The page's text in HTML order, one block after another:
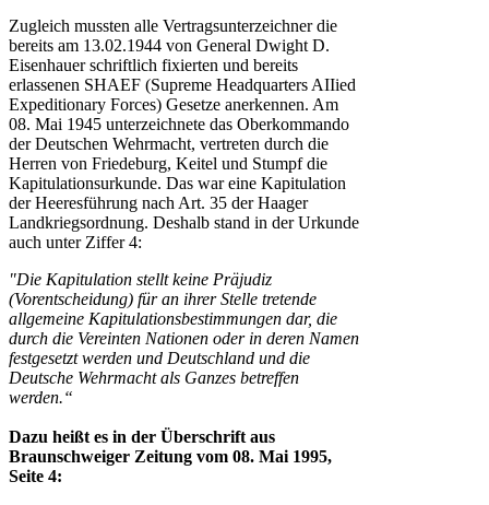
Zugleich mussten alle Vertragsunterzeichner die
bereits am 13.02.1944 von General Dwight D.
Eisenhauer schriftlich fixierten und bereits
erlassenen SHAEF (Supreme Headquarters AIIied
Expeditionary Forces) Gesetze anerkennen. Am
08. Mai 1945 unterzeichnete das Oberkommando
der Deutschen Wehrmacht, vertreten durch die
Herren von Friedeburg, Keitel und Stumpf die
Kapitulationsurkunde. Das war eine Kapitulation
der Heeresführung nach Art. 35 der Haager
Landkriegsordnung. Deshalb stand in der Urkunde
auch unter Ziffer 4:
"Die Kapitulation stellt keine Präjudiz
(Vorentscheidung) für an ihrer Stelle tretende
allgemeine Kapitulationsbestimmungen dar, die
durch die Vereinten Nationen oder in deren Namen
festgesetzt werden und Deutschland und die
Deutsche Wehrmacht als Ganzes betreffen
werden.“
Dazu heißt es in der Überschrift aus
Braunschweiger Zeitung vom 08. Mai 1995,
Seite 4: